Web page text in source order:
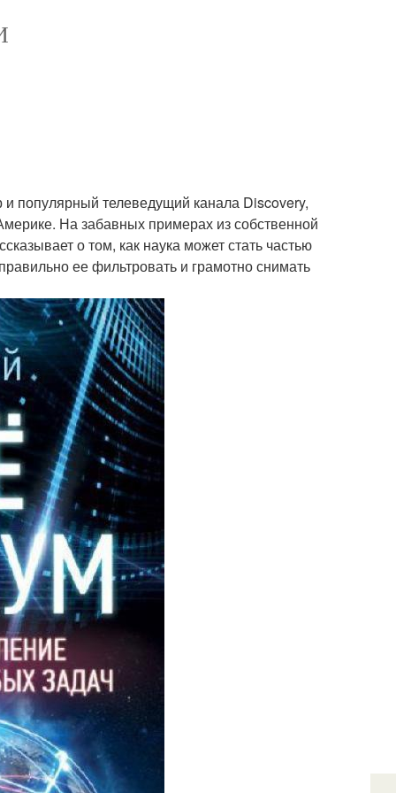
популярный телеведущий канала Discovery,
На забавных примерах из собственной
о том, как наука может стать частью
ее фильтровать и грамотно снимать